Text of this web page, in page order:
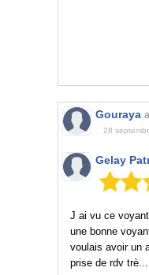
Gouraya
28
Gelay
J ai vu ce
une bonne
voulais avoir un
prise de rdv trè...